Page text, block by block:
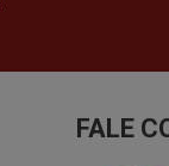
FALE